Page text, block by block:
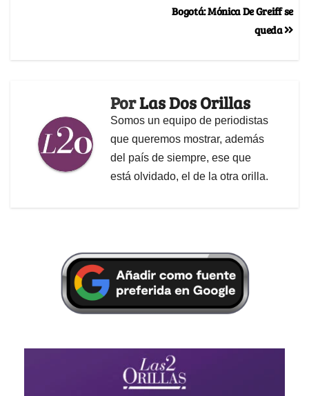
Bogotá: Mónica De Greiff se
queda
PorLas Dos Orillas
Somos un equipo de periodistas
que queremos mostrar, además
del país de siempre, ese que
está olvidado, el de la otra orilla.